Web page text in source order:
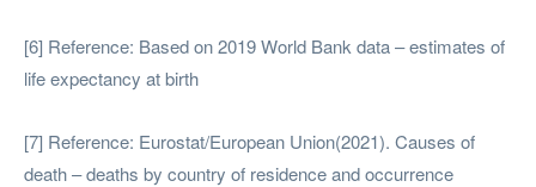
[6] Reference: Based on 2019 World Bank data – estimates of
life expectancy at birth
[7] Reference: Eurostat/European Union(2021). Causes of
death – deaths by country of residence and occurrence